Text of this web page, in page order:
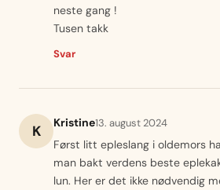
neste gang !
Tusen takk
Svar
K Kristine13. august 2024
Først litt epleslang i oldemors
man bakt verdens beste
lun. Her er det ikke nødvendig